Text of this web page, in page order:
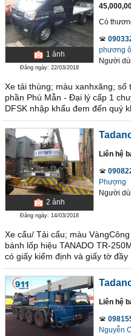
1 ảnh
Đăng ngày: 22/03/2018
Có
phương
Người
Xe tải thùng; màu xanhxăng;
phần Phú Mẫn - Đại lý cấp 1
DFSK nhập khẩu đem đến quý
2 ảnh
Đăng ngày: 14/03/2018
Liên hệ
Phượng
Người
Xe cẩu/ Tải cẩu; màu
bánh lốp hiệu TANADO TR-
có giấy kiểm định và giấy tờ đầy
Liên hệ
Nguyễn